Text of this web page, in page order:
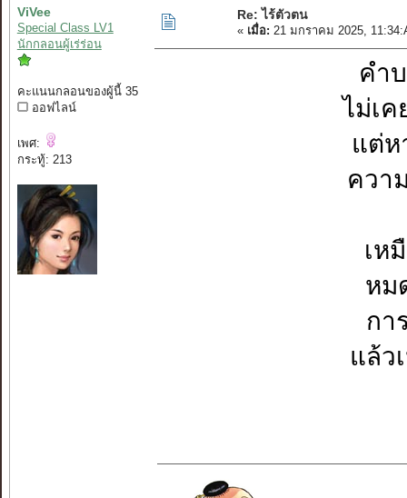
ViVee
Special Class LV1
นักกลอนผู้เร่ร่อน
คะแนนกลอนของผู้นี้ 35
ออฟไลน์
เพศ:
กระทู้: 213
Re: ไร้ตัวตน
« เมื่อ: 21 มกราคม 2025,
คำ
ไม่เ
แต่ห
ควา
เห
หม
กา
แล้ว